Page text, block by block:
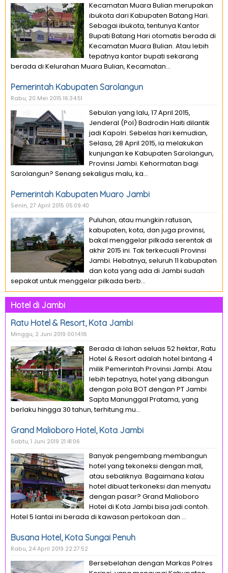
Kecamatan Muara Bulian merupakan
ibukota dari Kabupaten Batang Hari.
Sebagai ibukota, tentunya Kantor
Bupati Batang Hari otomatis berada di
Kecamatan Muara Bulian. Atau lebih
tepatnya kantor bupati sekarang
berada di Kelurahan Muara Bulian, Kecamatan...
Pemerintah Kabupaten Sarolangun
Rabu, 20 Mei 2015 16:34:51
Sebulan yang lalu, 17 April 2015,
Jenderal (Pol) Badrodin Haiti dilantik
jadi Kapolri. Sebelas hari kemudian,
Selasa, 28 April 2015, ia melakukan
kunjungan ke Kabupaten Sarolangun,
Provinsi Jambi. Kehormatan bagi
Sarolangun? Senang sekaligus malu, ka...
Pemerintah Kabupaten Muaro Jambi
Senin, 27 April 2015 05:09:40
Puluhan, atau mungkin ratusan,
kabupaten, kota, dan juga provinsi,
bakal menggelar pilkada serentak di
akhir 2015 ini. Tak terkecuali Provinsi
Jambi. Hebatnya, seluruh 11 kabupaten
dan kota yang ada di Jambi sudah
sepakat untuk menggelar pilkada berb...
Hotel di Jambi
Ratu Hotel & Resort, Kota Jambi
Minggu, 2 Juni 2019 00:14:18
Berada di lahan seluas 52 hektar, Ratu
Hotel & Resort adalah hotel bintang 4
milik Pemerintah Provinsi Jambi. Atau
lebih tepatnya, hotel yang dibangun
dengan pola BOT dengan PT Jambi
Sapta Manunggal Pratama, yang
berlaku hingga 30 tahun, terhitung mu...
Grand Malioboro Hotel, Kota Jambi
Sabtu, 1 Juni 2019 21:41:06
Banyak pengembang membangun
hotel yang tekoneksi dengan mall,
atau sebaliknya. Bagaimana kalau
hotel dibuat terkoneksi dan menyatu
dengan pasar? Grand Malioboro
Hotel di Kota Jambi bisa jadi contoh.
Hotel 5 lantai ini berada di kawasan pertokoan dan ...
Busana Hotel, Kota Sungai Penuh
Rabu, 24 April 2019 22:27:52
Bersebelahan dengan Markas Polres